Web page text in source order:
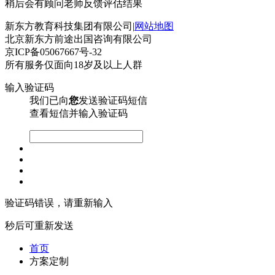
稍后会有顾问老师反馈评估结果
新东方教育科技集团有限公司|网站地图
北京新东方前途出国咨询有限公司
京ICP备05067667号-32
所有服务仅面向18岁及以上人群
输入验证码
我们已向您发送验证码短信
查看短信并输入验证码
验证码错误，请重新输入
秒后可重新发送
首页
方案定制